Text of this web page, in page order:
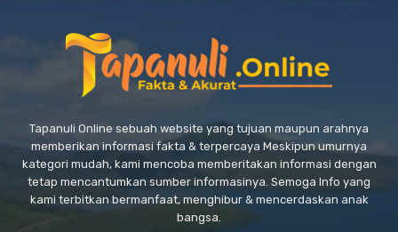
Tapanuli Online sebuah website yang tujuan maupun arahnya
memberikan informasi fakta & terpercaya Meskipun umurnya
kategori mudah, kami mencoba memberitakan informasi dengan
tetap mencantumkan sumber informasinya. Semoga Info yang
kami terbitkan bermanfaat, menghibur & mencerdaskan anak
bangsa.